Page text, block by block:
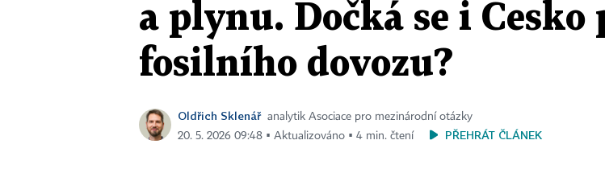
a plynu. Dočká se i
fosilního dovozu?
Oldřich Sklenář analytik Asociace pro mezinárodní otázky
20. 5. 2026 09:48 ▪ Aktualizováno ▪ 4 min. čtení
PŘEHRÁT ČLÁNEK